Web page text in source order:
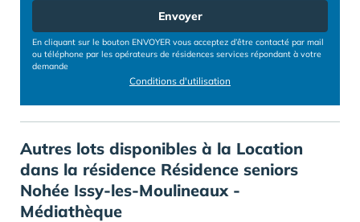
Envoyer
En cliquant sur le bouton ENVOYER vous acceptez d’être contacté par mail
ou téléphone par les opérateurs de résidences services répondant à votre
demande
Conditions d'utilisation
Autres lots disponibles à la Location
dans la résidence Résidence seniors
Nohée Issy-les-Moulineaux -
Médiathèque